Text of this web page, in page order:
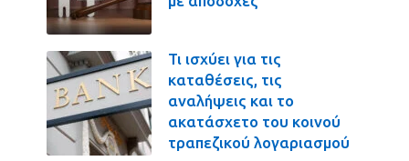
Τι ισχύει για τις
καταθέσεις, τις
αναλήψεις και το
ακατάσχετο του κοινού
τραπεζικού λογαριασμού